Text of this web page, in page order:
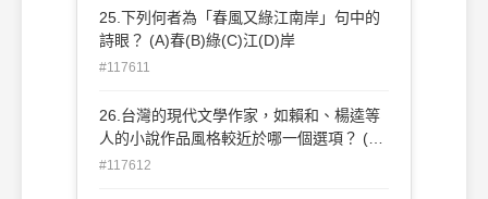
才，歸去來。」根據你對中國韻文的理解，
上述韻文應該是： (A)古風(B)宋詞(C)元曲
25.下列何者為「春風又綠江南岸」句中的
詩眼？ (A)春(B)綠(C)江(D)岸
#117611
26.台灣的現代文學作家，如賴和、楊逵等
人的小說作品風格較近於哪一個選項？ (A)
田園隱逸(B)社會寫實(C)浪漫想像(D)神怪
#117612